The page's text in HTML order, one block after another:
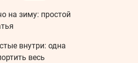
на зиму: простой
внутри: одна
весь